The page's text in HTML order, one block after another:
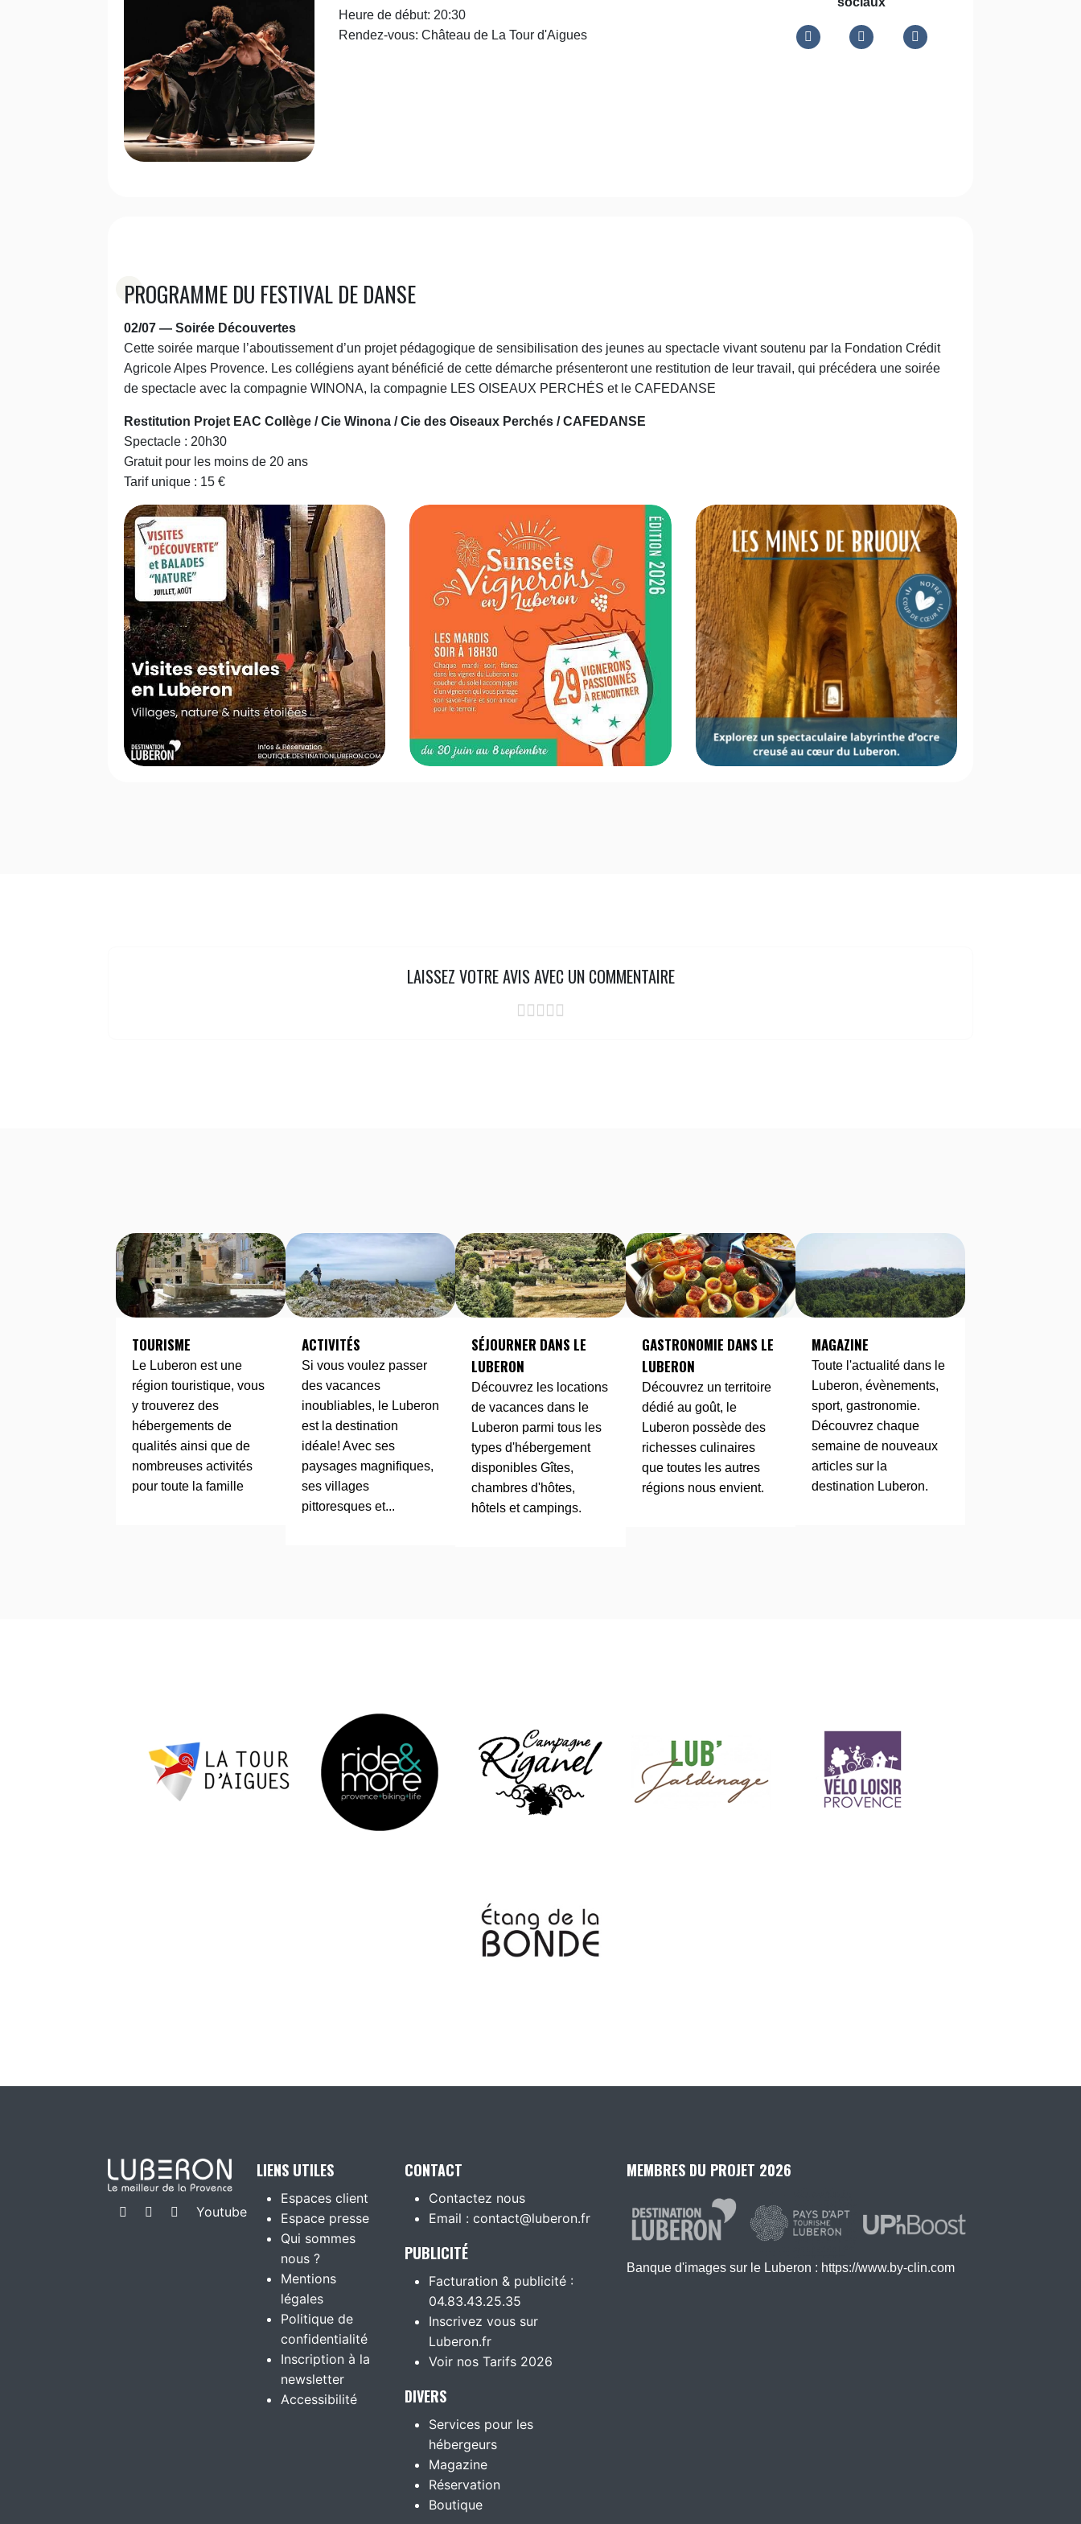
Heure de début: 20:30
Rendez-vous: Château de La Tour d'Aigues
PROGRAMME DU FESTIVAL DE DANSE
02/07 — Soirée Découvertes
Cette soirée marque l’aboutissement d’un projet pédagogique de sensibilisation des jeunes au spectacle vivant soutenu par la Fondation Crédit
Agricole Alpes Provence. Les collégiens ayant bénéficié de cette démarche présenteront une restitution de leur travail, qui précédera une soirée
de spectacle avec la compagnie WINONA, la compagnie LES OISEAUX PERCHÉS et le CAFEDANSE
Restitution Projet EAC Collège / Cie Winona / Cie des Oiseaux Perchés / CAFEDANSE
Spectacle : 20h30
Gratuit pour les moins de 20 ans
Tarif unique : 15 €
LAISSEZ VOTRE AVIS AVEC UN COMMENTAIRE
TOURISME
Le Luberon est une
région touristique, vous
y trouverez des
hébergements de
qualités ainsi que de
nombreuses activités
pour toute la famille
ACTIVITÉS
Si vous voulez passer
des vacances
inoubliables, le Luberon
est la destination
idéale! Avec ses
paysages magnifiques,
ses villages
pittoresques et...
SÉJOURNER DANS LE
LUBERON
Découvrez les locations
de vacances dans le
Luberon parmi tous les
types d'hébergement
disponibles Gîtes,
chambres d'hôtes,
hôtels et campings.
GASTRONOMIE DANS LE
LUBERON
Découvrez un territoire
dédié au goût, le
Luberon possède des
richesses culinaires
que toutes les autres
régions nous envient.
MAGAZINE
Toute l'actualité dans le
Luberon, évènements,
sport, gastronomie.
Découvrez chaque
semaine de nouveaux
articles sur la
destination Luberon.
Youtube
LIENS UTILES
Espaces client
Espace presse
Qui sommes
nous ?
Mentions
légales
Politique de
confidentialité
Inscription à la
newsletter
Accessibilité
CONTACT
Contactez nous
Email : contact@luberon.fr
PUBLICITÉ
Facturation & publicité :
04.83.43.25.35
Inscrivez vous sur
Luberon.fr
Voir nos Tarifs 2026
DIVERS
Services pour les
hébergeurs
Magazine
Réservation
Boutique
MEMBRES DU PROJET 2026
Banque d'images sur le Luberon : https://www.by-clin.com